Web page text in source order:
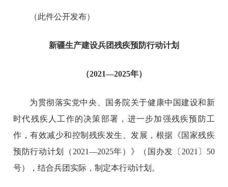
（此件公开发布）
新疆生产建设兵团残疾预防行动计划
（2021—2025年）
为贯彻落实党中央、国务院关于健康中国建设和新
时代残疾人工作的决策部署，进一步加强残疾预防工
作，有效减少和控制残疾发生、发展，根据《国家残疾
预防行动计划（2021—2025年）》（国办发〔2021〕50
号），结合兵团实际，制定本行动计划。